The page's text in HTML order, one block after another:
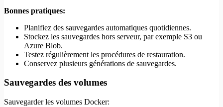
Bonnes pratiques:
Planifiez des sauvegardes automatiques quotidiennes.
Stockez les sauvegardes hors serveur, par exemple S3 ou
Azure Blob.
Testez régulièrement les procédures de restauration.
Conservez plusieurs générations de sauvegardes.
Sauvegardes des volumes
Sauvegarder les volumes Docker: